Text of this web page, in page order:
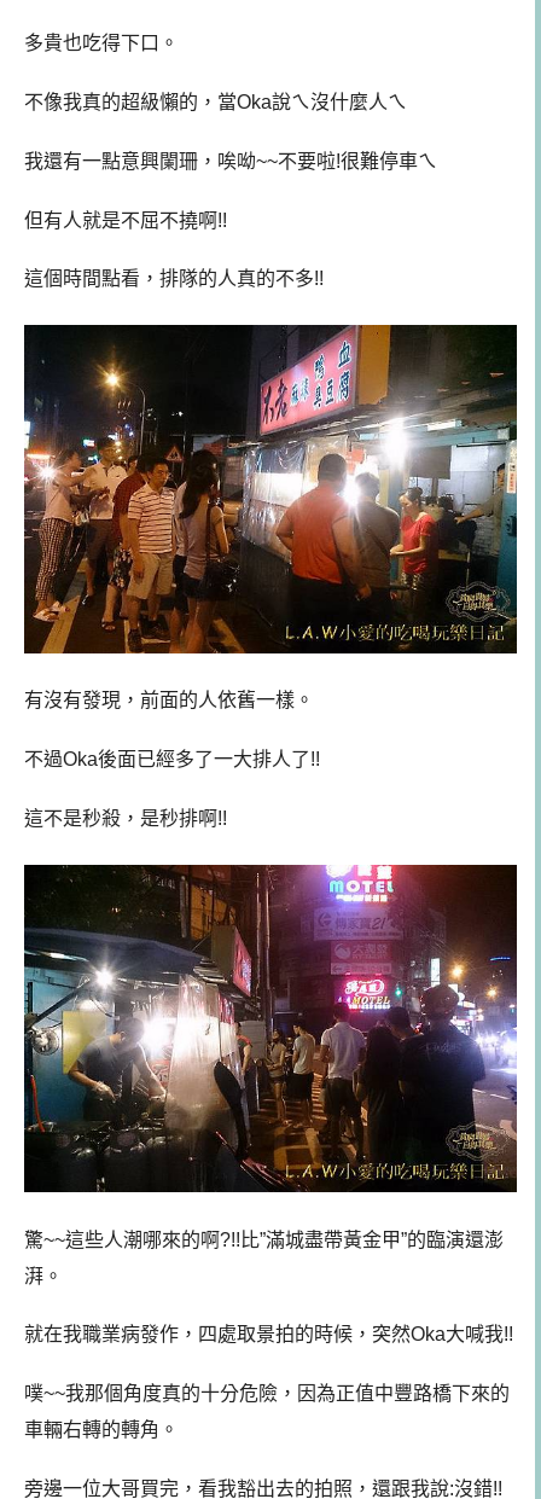
多貴也吃得下口。
不像我真的超級懶的，當Oka說ㄟ沒什麼人ㄟ
我還有一點意興闌珊，唉呦~~不要啦!很難停車ㄟ
但有人就是不屈不撓啊!!
這個時間點看，排隊的人真的不多!!
有沒有發現，前面的人依舊一樣。
不過Oka後面已經多了一大排人了!!
這不是秒殺，是秒排啊!!
驚~~這些人潮哪來的啊?!!比”滿城盡帶黃金甲”的臨演還澎
湃。
就在我職業病發作，四處取景拍的時候，突然Oka大喊我!!
噗~~我那個角度真的十分危險，因為正值中豐路橋下來的
車輛右轉的轉角。
旁邊一位大哥買完，看我豁出去的拍照，還跟我說:沒錯!!